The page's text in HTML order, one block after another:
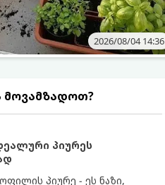
2026/08/04 14:36
მოვამზადოთ?
პიურეს
პიურე - ეს ნაზი,